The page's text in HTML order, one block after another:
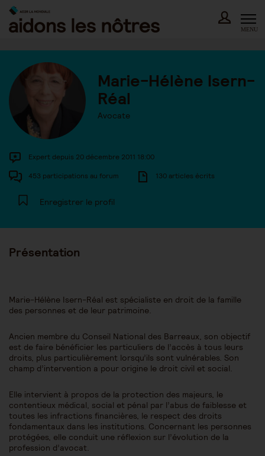
Skip
content
MENU
Marie-Hélène Isern-
Réal
Avocate
Expert depuis 20 décembre 2011 18:00
453 participations au forum 130 articles écrits
Enregistrer le profil
Présentation
Marie-Hélène Isern-Réal est spécialiste en droit de la famille
des personnes et de leur patrimoine.
Ancien membre du Conseil National des Barreaux, son objectif
est de faire bénéficier les particuliers de l’accès à tous leurs
droits, plus particulièrement lorsqu’ils sont vulnérables. Son
champ d’intervention a pour origine le droit civil et social.
Elle intervient à propos de la protection des majeurs, le
contentieux médical, social et pénal par l’abus de faiblesse et
toutes les infractions financières, le respect des droits
fondamentaux dans les institutions. Concernant les personnes
protégées, elle conduit une réflexion sur l’évolution de la
profession d’avocat.